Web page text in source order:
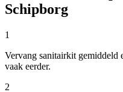
Schipborg
1
Vervang sanitairkit
vaak eerder.
2